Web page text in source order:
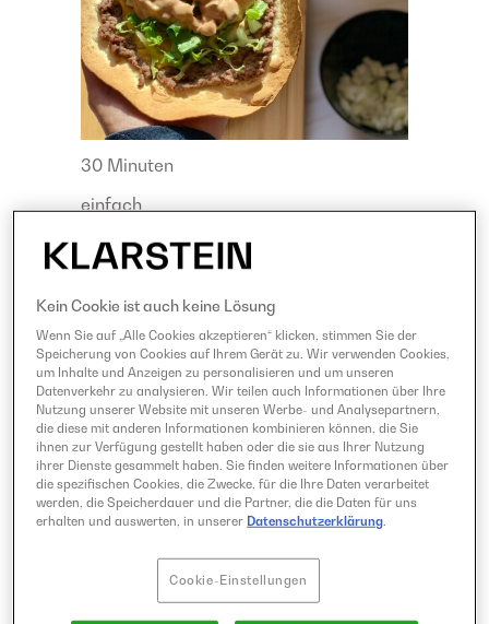
30 Minuten
einfach
HauptmahlzeitHeißluftfritteuse
RindSandwiches
Big Mac Tacos
Big Mac Tacos: schneller und leckerer
Snack Kennst du schon Big Mac Tacos?
Mit Hackfleisch, der klassischen Sauce,
etwas Käse und Salat ist dieser
schnelle Snack nicht nur super e
Kein Cookie ist auch keine Lösung
Wenn Sie auf „Alle Cookies akzeptieren“ klicken, stimmen Sie der
Speicherung von Cookies auf Ihrem Gerät zu. Wir verwenden Cookies,
um Inhalte und Anzeigen zu personalisieren und um unseren
Datenverkehr zu analysieren. Wir teilen auch Informationen über Ihre
Nutzung unserer Website mit unseren Werbe- und Analysepartnern,
die diese mit anderen Informationen kombinieren können, die Sie
ihnen zur Verfügung gestellt haben oder die sie aus Ihrer Nutzung
ihrer Dienste gesammelt haben. Sie finden weitere Informationen über
die spezifischen Cookies, die Zwecke, für die Ihre Daten verarbeitet
werden, die Speicherdauer und die Partner, die die Daten für uns
erhalten und auswerten, in unserer Datenschutzerklärung
Cookie-Einstellungen